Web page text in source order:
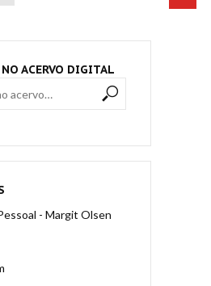
ACERVO DIGITAL
- Margit Olsen